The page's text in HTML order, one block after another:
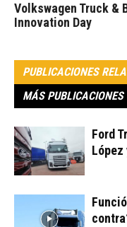
Volkswagen Truck &
Innovation Day
PUBLICACIONES
MÁS PUBLICACIONES
Ford
López